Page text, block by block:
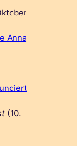
Anna
(10.